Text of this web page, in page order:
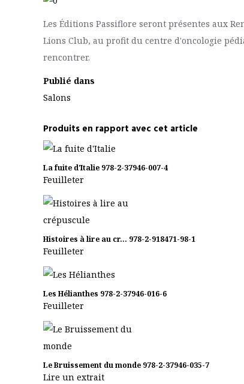
Les Éditions Passiflore seront présentes aux
Lions Club, au profit du centre d'oncologie
rencontrer.
Publié dans
Salons
Produits en rapport avec cet article
La fuite d'Italie 978-2-37946-007-4
Feuilleter
Histoires à lire au cr... 978-2-918471-98-1
Feuilleter
Les Hélianthes 978-2-37946-016-6
Feuilleter
Le Bruissement du monde 978-2-37946-035-7
Lire un extrait